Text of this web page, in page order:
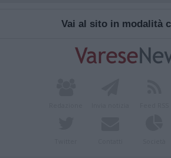
Vai al sito in modalità